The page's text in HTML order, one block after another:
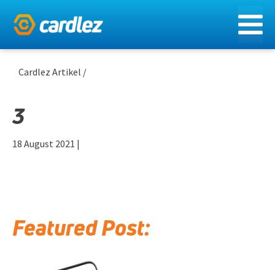
Cardlez Artikel /
3
18 August 2021 |
Featured Post: